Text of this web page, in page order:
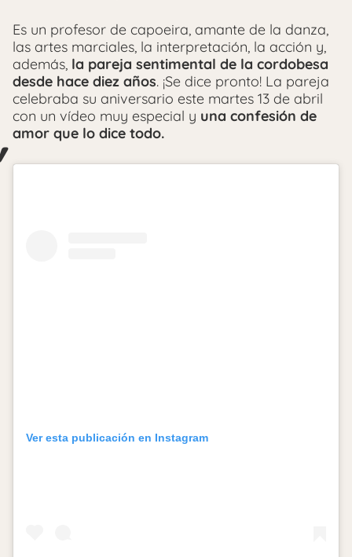
Es un profesor de capoeira, amante de la danza,
las artes marciales, la interpretación, la acción y,
además, la pareja sentimental de la cordobesa
desde hace diez años. ¡Se dice pronto! La pareja
celebraba su aniversario este martes 13 de abril
con un vídeo muy especial y una confesión de
amor que lo dice todo.
Ver esta publicación en Instagram